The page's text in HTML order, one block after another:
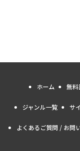
ホーム 無料
ジャンル一覧 サ
よくあるご質問 / お問